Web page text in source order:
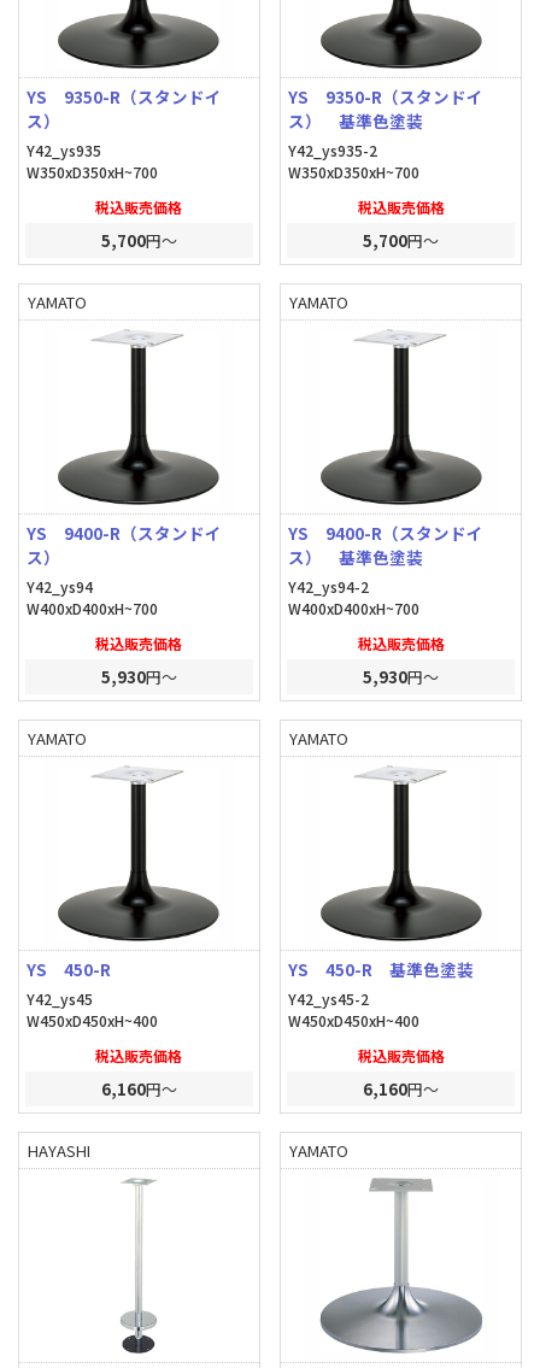
YS 9350-R（スタンドイ
ス）
Y42_ys935
W350xD350xH~700
税込販売価格
5,700円～
YS 9350-R（スタンドイ
ス） 基準色塗装
Y42_ys935-2
W350xD350xH~700
税込販売価格
5,700円～
YAMATO
YS 9400-R（スタンドイ
ス）
Y42_ys94
W400xD400xH~700
税込販売価格
5,930円～
YAMATO
YS 9400-R（スタンドイ
ス） 基準色塗装
Y42_ys94-2
W400xD400xH~700
税込販売価格
5,930円～
YAMATO
YS 450-R
Y42_ys45
W450xD450xH~400
税込販売価格
6,160円～
YAMATO
YS 450-R 基準色塗装
Y42_ys45-2
W450xD450xH~400
税込販売価格
6,160円～
HAYASHI YAMATO